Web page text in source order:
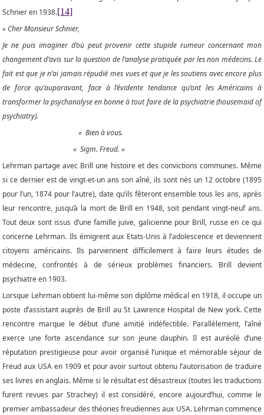
Schnier en 1938.[14]
« Cher Monsieur Schnier,
Je ne puis imaginer d’où peut provenir cette stupide rumeur concernant mon
changement d’avis sur la question de l’analyse pratiquée par les non médecins. Le
fait est que je n’ai jamais répudié mes vues et que je les soutiens avec encore plus
de force qu’auparavant, face à l’évidente tendance qu’ont les Américains à
transformer la psychanalyse en bonne à tout faire de la psychiatrie (housemaid of
psychiatry).
« Bien à vous.
« Sigm. Freud. »
Lehrman partage avec Brill une histoire et des convictions communes. Même
si ce dernier est de vingt-et-un ans son aîné, ils sont nés un 12 octobre (1895
pour l’un, 1874 pour l’autre), date qu’ils fêteront ensemble tous les ans, après
leur rencontre, jusqu’à la mort de Brill en 1948, soit pendant vingt-neuf ans.
Tout deux sont issus d’une famille juive, galicienne pour Brill, russe en ce qui
concerne Lehrman. Ils émigrent aux Etats-Unis à l’adolescence et deviennent
citoyens américains. Ils parviennent difficilement à faire leurs études de
médecine, confrontés à de sérieux problèmes financiers. Brill devient
psychiatre en 1903.
Lorsque Lehrman obtient lui-même son diplôme médical en 1918, il occupe un
poste d’assistant auprès de Brill au St Lawrence Hospital de New york. Cette
rencontre marque le début d’une amitié indéfectible. Parallèlement, l’aîné
exerce une forte ascendance sur son jeune dauphin. Il est auréolé d’une
réputation prestigieuse pour avoir organisé l’unique et mémorable séjour de
Freud aux USA en 1909 et pour avoir surtout obtenu l’autorisation de traduire
ses livres en anglais. Même si le résultat est désastreux (toutes les traductions
furent revues par Strachey) il est considéré, encore aujourd’hui, comme le
premier ambassadeur des théories freudiennes aux USA. Lehrman commence